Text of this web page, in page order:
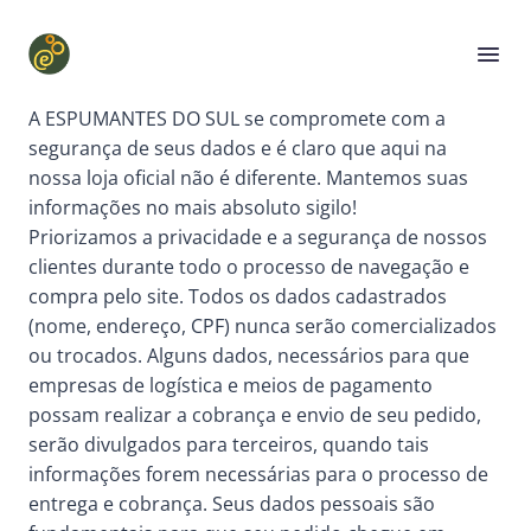
A ESPUMANTES DO SUL se compromete com a
segurança de seus dados e é claro que aqui na
nossa loja oficial não é diferente. Mantemos suas
informações no mais absoluto sigilo!
Priorizamos a privacidade e a segurança de nossos
clientes durante todo o processo de navegação e
compra pelo site. Todos os dados cadastrados
(nome, endereço, CPF) nunca serão comercializados
ou trocados. Alguns dados, necessários para que
empresas de logística e meios de pagamento
possam realizar a cobrança e envio de seu pedido,
serão divulgados para terceiros, quando tais
informações forem necessárias para o processo de
entrega e cobrança. Seus dados pessoais são